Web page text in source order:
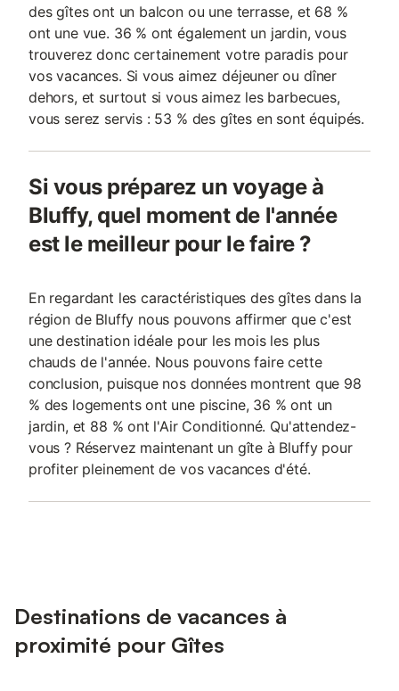
des gîtes ont un balcon ou une terrasse, et 68 %
ont une vue. 36 % ont également un jardin, vous
trouverez donc certainement votre paradis pour
vos vacances. Si vous aimez déjeuner ou dîner
dehors, et surtout si vous aimez les barbecues,
vous serez servis : 53 % des gîtes en sont équipés.
Si vous préparez un voyage à
Bluffy, quel moment de l'année
est le meilleur pour le faire ?
En regardant les caractéristiques des gîtes dans la
région de Bluffy nous pouvons affirmer que c'est
une destination idéale pour les mois les plus
chauds de l'année. Nous pouvons faire cette
conclusion, puisque nos données montrent que 98
% des logements ont une piscine, 36 % ont un
jardin, et 88 % ont l'Air Conditionné. Qu'attendez-
vous ? Réservez maintenant un gîte à Bluffy pour
profiter pleinement de vos vacances d'été.
Destinations de vacances à
proximité pour Gîtes